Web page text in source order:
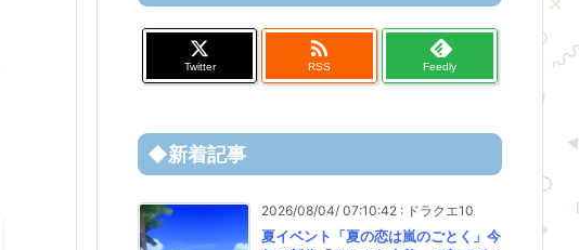
Twitter

RSS Feedly
◆新着記事
2026/08/04/ 07:10:42 : ドラクエ10
夏イベント「夏の恋は嵐のごとく」今